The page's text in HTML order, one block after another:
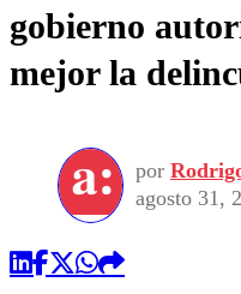
gobierno
mejor la
por
agosto 31,